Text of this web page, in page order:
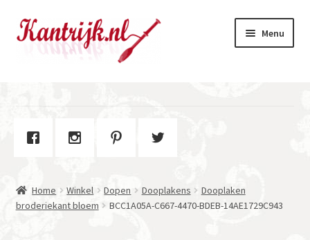
Ga
door
Ga
naar
Menu
Contact
Home Winkel Dopen Dooplakens
Dooplaken
broderiekant bloem
BCC1A05A-C667-4470-BDEB-14AE1729C943